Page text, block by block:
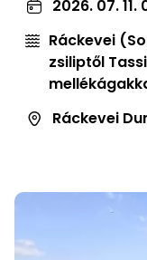
2026. 07. 11.
Ráckevei
zsiliptől
Ráckevei